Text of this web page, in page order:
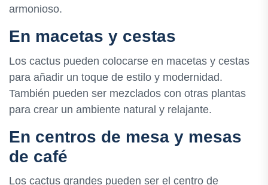
armonioso.
En macetas y cestas
Los cactus pueden colocarse en macetas y cestas
para añadir un toque de estilo y modernidad.
También pueden ser mezclados con otras plantas
para crear un ambiente natural y relajante.
En centros de mesa y mesas
de café
Los cactus grandes pueden ser el centro de